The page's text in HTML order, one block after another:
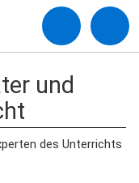
und
des Unterrichts